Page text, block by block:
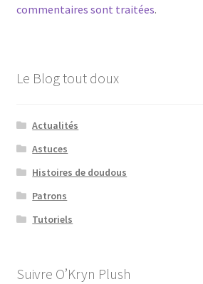
commentaires sont traitées.
Le Blog tout doux
Actualités
Astuces
Histoires de doudous
Patrons
Tutoriels
Suivre O’Kryn Plush